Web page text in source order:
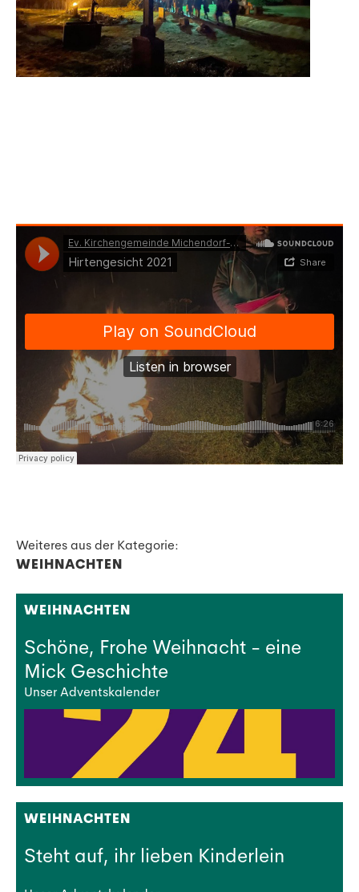
Weiteres aus der Kategorie:
WEIHNACHTEN
WEIHNACHTEN
Schöne, Frohe Weihnacht - eine
Mick Geschichte
Unser Adventskalender
WEIHNACHTEN
Steht auf, ihr lieben Kinderlein